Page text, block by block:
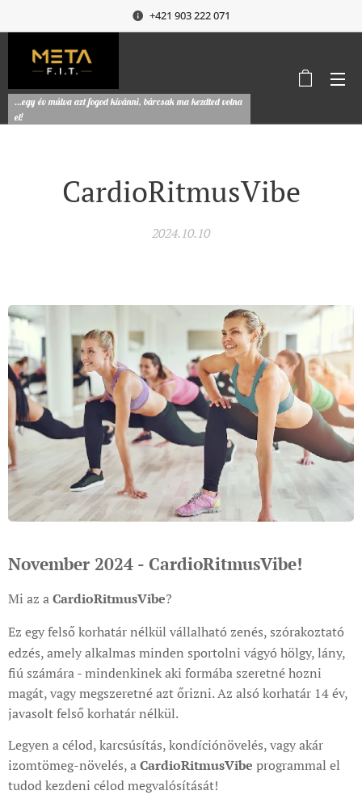
+421 903 222 071
...egy év múlva azt fogod kívánni, bárcsak ma kezdted volna
el!
CardioRitmusVibe
2024.10.10
November 2024 - CardioRitmusVibe!
Mi az aCardioRitmusVibe?
Ez egy felső korhatár nélkül vállalható zenés, szórakoztató
edzés, amely alkalmas minden sportolni vágyó hölgy, lány,
fiú számára - mindenkinek aki formába szeretné hozni
magát, vagy megszeretné azt őrizni. Az alsó korhatár 14 év,
javasolt felső korhatár nélkül.
Legyen a célod, karcsúsítás, kondíciónövelés, vagy akár
izomtömeg-növelés, aCardioRitmusVibe programmal el
tudod kezdeni célod megvalósítását!